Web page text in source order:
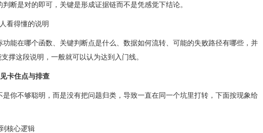
断是对的即可，关键是形成证据链而不是凭感觉下结论。
看得懂的说明
功能在哪个函数、关键判断点是什么、数据如何流转、可能的失败路径有哪些，并
撑这段说明，一般就可以认为达到入门线。
卡住点与排查
是你不够聪明，而是没有把问题归类，导致一直在同一个坑里打转，下面按现象给
核心逻辑